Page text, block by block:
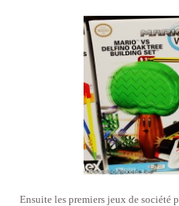
Ensuite les premiers jeux de société